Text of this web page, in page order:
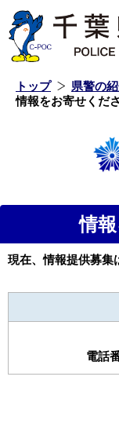
トップ 県警の
情報をお寄せくだ
情
現在、情報提供募集
電話